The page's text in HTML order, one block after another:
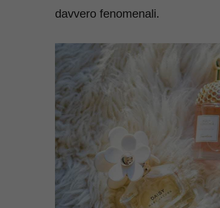
davvero fenomenali.